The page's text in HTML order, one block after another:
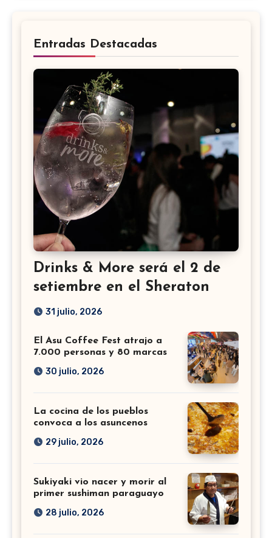
Entradas Destacadas
Drinks & More será el 2 de
setiembre en el Sheraton
31 julio, 2026
El Asu Coffee Fest atrajo a
7.000 personas y 80 marcas
30 julio, 2026
La cocina de los pueblos
convoca a los asuncenos
29 julio, 2026
Sukiyaki vio nacer y morir al
primer sushiman paraguayo
28 julio, 2026